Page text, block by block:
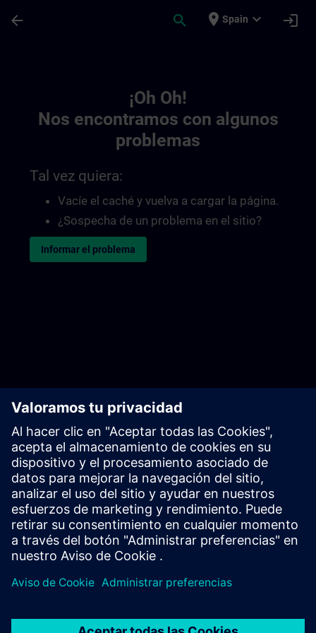
arrow_back search place Spain expand_more login
¡Oh Oh!
Nos encontramos con algunos
problemas
Tal vez quiera:
Vacíe el caché y vuelva a cargar la página.
¿Sospecha de un problema en el sitio?
Informar el problema